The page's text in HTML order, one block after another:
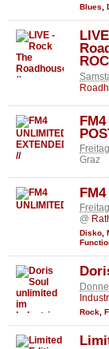
Blues,
Graz
@
Disko,
Rock